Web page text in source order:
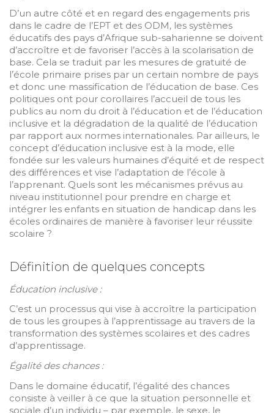
D’un autre côté et en regard des engagements pris
dans le cadre de l’EPT et des ODM, les systèmes
éducatifs des pays d’Afrique sub-saharienne se doivent
d’accroître et de favoriser l’accès à la scolarisation de
base. Cela se traduit par les mesures de gratuité de
l’école primaire prises par un certain nombre de pays
et donc une massification de l’éducation de base. Ces
politiques ont pour corollaires l’accueil de tous les
publics au nom du droit à l’éducation et de l’éducation
inclusive et la dégradation de la qualité de l’éducation
par rapport aux normes internationales. Par ailleurs, le
concept d’éducation inclusive est à la mode, elle
fondée sur les valeurs humaines d’équité et de respect
des différences et vise l’adaptation de l’école à
l’apprenant. Quels sont les mécanismes prévus au
niveau institutionnel pour prendre en charge et
intégrer les enfants en situation de handicap dans les
écoles ordinaires de manière à favoriser leur réussite
scolaire ?
Définition de quelques concepts
Éducation inclusive :
C’est un processus qui vise à accroître la participation
de tous les groupes à l’apprentissage au travers de la
transformation des systèmes scolaires et des cadres
d’apprentissage.
Égalité des chances :
Dans le domaine éducatif, l’égalité des chances
consiste à veiller à ce que la situation personnelle et
sociale d’un individu – par exemple, le sexe, le